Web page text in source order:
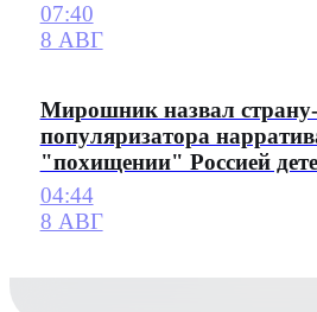
07:40
8 АВГ
Мирошник назвал страну-
популяризатора
"похищении" Россией
04:44
8 АВГ